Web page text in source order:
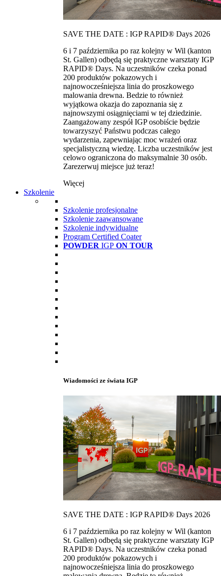
SAVE THE DATE : IGP RAPID® Days 2026
6 i 7 października po raz kolejny w Wil (kanton
St. Gallen) odbędą się praktyczne warsztaty IGP
RAPID® Days. Na uczestników czeka ponad
200 produktów pokazowych i
najnowocześniejsza linia do proszkowego
malowania drewna. Bedzie to również
wyjątkowa okazja do zapoznania się z
najnowszymi osiągnięciami w tej dziedzinie.
Zaangażowany zespół IGP osobiście będzie
towarzyszyć Państwu podczas całego
wydarzenia, zapewniając moc wrażeń oraz
specjalistyczną wiedzę. Liczba uczestników jest
celowo ograniczona do maksymalnie 30 osób.
Zarezerwuj miejsce już teraz!
Więcej
Szkolenie
Szkolenie profesjonalne
Szkolenie zaawansowane
Szkolenie indywidualne
Program Certified Coater
POWDER IGP ON TOUR
Wiadomości ze świata IGP
SAVE THE DATE : IGP RAPID® Days 2026
6 i 7 października po raz kolejny w Wil (kanton
St. Gallen) odbędą się praktyczne warsztaty IGP
RAPID® Days. Na uczestników czeka ponad
200 produktów pokazowych i
najnowocześniejsza linia do proszkowego